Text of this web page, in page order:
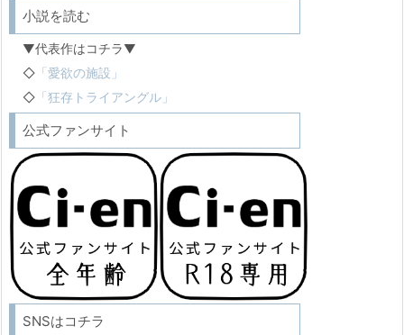
小説を読む
▼代表作はコチラ▼
◇ 「愛欲の施設」
◇ 「狂存トライアングル」
公式ファンサイト
SNSはコチラ